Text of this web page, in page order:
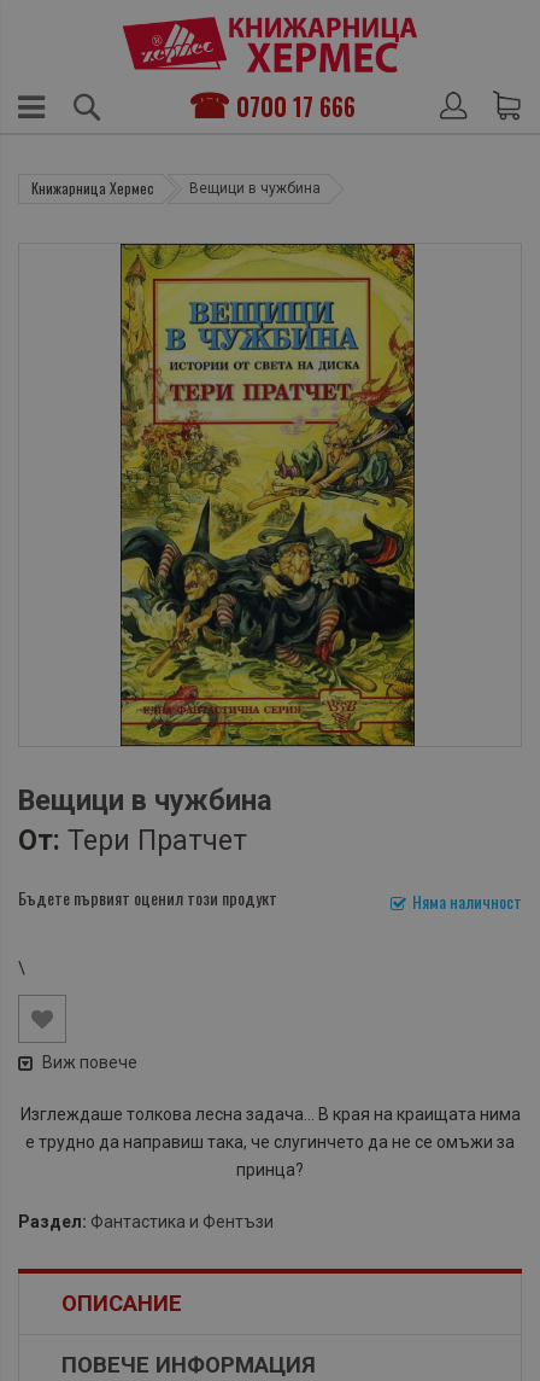
0700 17 666
Книжарница Хермес Вещици в чужбина
Вещици в чужбина
От: Тери Пратчет
Няма наличност
Бъдете първият оценил този продукт
\
Виж повече
Изглеждаше толкова лесна задача... В края на краищата нима
е трудно да направиш така, че слугинчето да не се омъжи за
принца?
Раздел: Фантастика и Фентъзи
ОПИСАНИЕ
ПОВЕЧЕ ИНФОРМАЦИЯ